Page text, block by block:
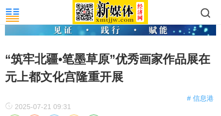
“筑牢北疆•笔墨草原”优秀画家作品展在
元上都文化宫隆重开展
# 信息港
2025-07-21 09:31